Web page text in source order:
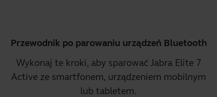
Przewodnik po parowaniu urządzeń Bluetooth
Wykonaj te kroki, aby sparować Jabra Elite 7
Active ze smartfonem, urządzeniem mobilnym
lub tabletem.